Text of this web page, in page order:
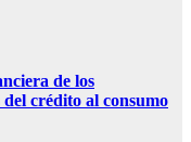
de los
del crédito al consumo